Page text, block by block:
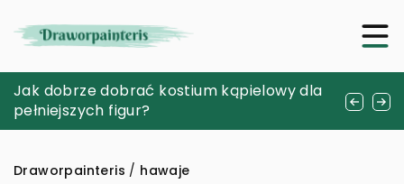
Wynajem pokoi w górach – co warto
wiedzieć przed rezerwacją?
Jak dobrze dobrać kostium kąpielowy dla
pełniejszych figur?
Jak wybrać idealną srebrną bransoletkę
na kostkę?
Draworpainteris / hawaje